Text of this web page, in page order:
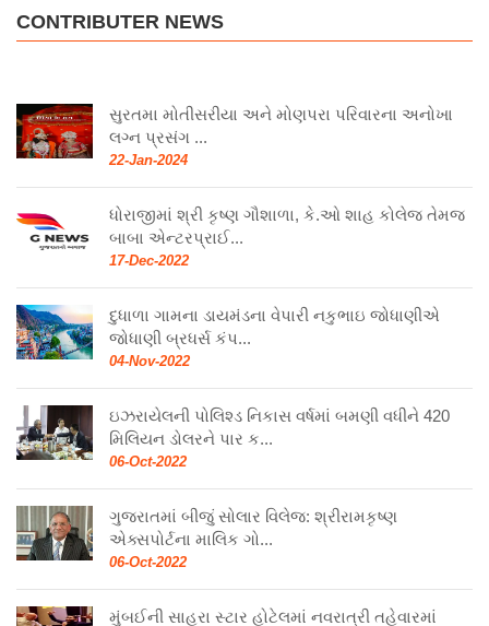
CONTRIBUTER NEWS
સુરતમા મોતીસરીયા અને મોણપરા પરિવારના અનોખા
લગ્ન પ્રસંગ ...
22-Jan-2024
ધોરાજીમાં શ્રી કૃષ્ણ ગૌશાળા, કે.ઓ શાહ કોલેજ તેમજ
બાબા એન્ટરપ્રાઈ...
17-Dec-2022
દુધાળા ગામના ડાયમંડના વેપારી નકુભાઇ જોધાણીએ
જોધાણી બ્રધર્સ કંપ...
04-Nov-2022
ઇઝરાયેલની પોલિશ્ડ નિકાસ વર્ષમાં બમણી વધીને 420
મિલિયન ડોલરને પાર ક...
06-Oct-2022
ગુજરાતમાં બીજું સોલાર વિલેજ: શ્રીરામકૃષ્ણ
એક્સપોર્ટના માલિક ગો...
06-Oct-2022
મુંબઈની સાહરા સ્ટાર હોટેલમાં નવરાત્રી તહેવારમાં